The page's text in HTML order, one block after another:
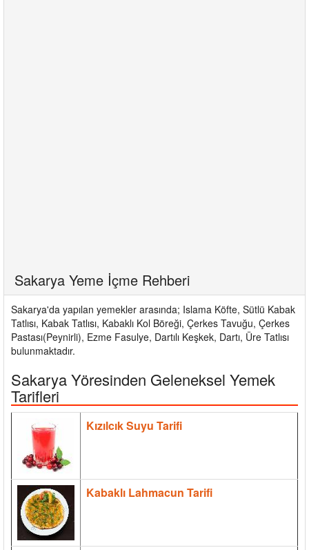
Sakarya Yeme İçme Rehberi
Sakarya'da yapılan yemekler arasında; Islama Köfte, Sütlü Kabak
Tatlısı, Kabak Tatlısı, Kabaklı Kol Böreği, Çerkes Tavuğu, Çerkes
Pastası(Peynirli), Ezme Fasulye, Dartılı Keşkek, Dartı, Üre Tatlısı
bulunmaktadır.
Sakarya Yöresinden Geleneksel Yemek
Tarifleri
Kızılcık Suyu Tarifi
Kabaklı Lahmacun Tarifi